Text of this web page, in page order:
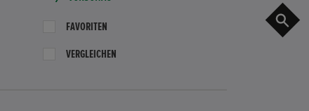
FAVORITEN
VERGLEICHEN